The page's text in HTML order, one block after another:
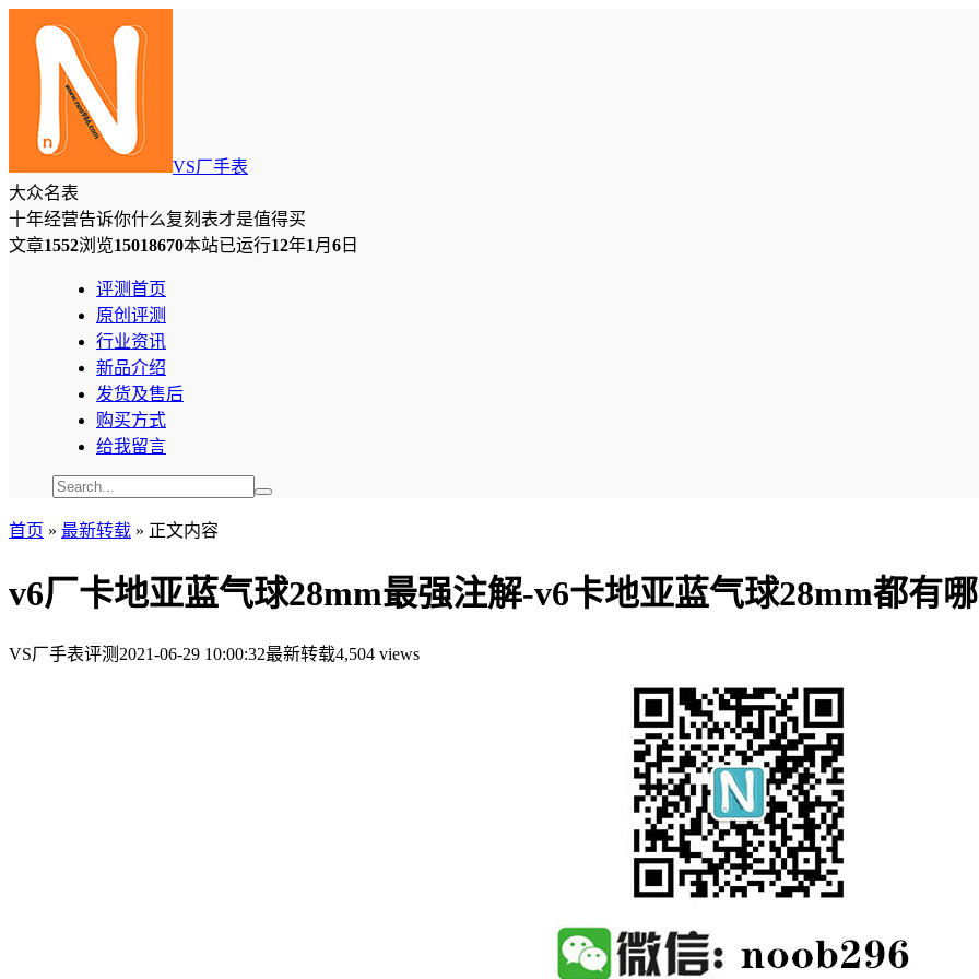
VS厂手表
大众名表
十年经营告诉你什么复刻表才是值得买
文章1552浏览15018670本站已运行12年1 月 6 日
评测首页
原创评测
行业资讯
新品介绍
发货及售后
购买方式
给我留言
首页 » 最新转载 » 正文内容
v6厂卡地亚蓝气球28mm最强注解-v6卡地亚蓝气球28mm都有
VS厂手表评测 2021-06-29 10:00:32最新转载4,504 views